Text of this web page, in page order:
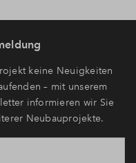
keine Neuigkeiten
– mit unserem
informieren wir Sie
Neubauprojekte.